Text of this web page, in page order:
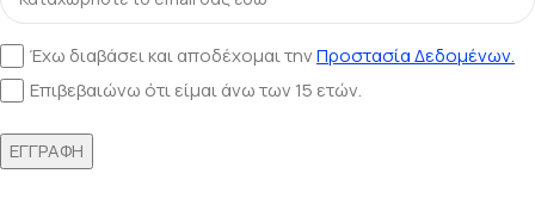
Έχω διαβάσει και αποδέχομαι τηνΠροστασία Δεδομένων.
Επιβεβαιώνω ότι είμαι άνω των 15 ετών.